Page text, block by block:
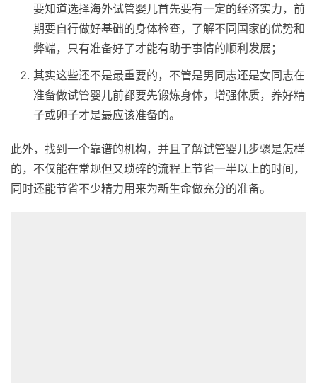
要知道选择海外试管婴儿首先要有一定的经济实力，前
期要自行做好基础的身体检查，了解不同国家的优势和
弊端，只有准备好了才能有助于事情的顺利发展；
其实这些还不是最重要的，不管是男同志还是女同志在
准备做试管婴儿前都要先锻炼身体，增强体质，养好精
子或卵子才是最应该准备的。
此外，找到一个靠谱的机构，并且了解试管婴儿步骤是怎样
的，不仅能在常规但又琐碎的流程上节省一半以上的时间，
同时还能节省不少精力用来为新生命做充分的准备。